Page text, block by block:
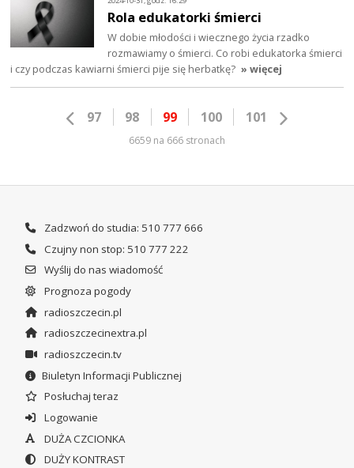
Rola edukatorki śmierci
W dobie młodości i wiecznego życia rzadko
rozmawiamy o śmierci. Co robi edukatorka śmierci
i czy podczas kawiarni śmierci pije się herbatkę? » więcej
97 98 99 100 101
6659 na 666 stronach
Zadzwoń do studia: 510 777 666
Czujny non stop: 510 777 222
Wyślij do nas wiadomość
Prognoza pogody
radioszczecin.pl
radioszczecinextra.pl
radioszczecin.tv
Biuletyn Informacji Publicznej
Posłuchaj teraz
Logowanie
DUŻA CZCIONKA
DUŻY KONTRAST